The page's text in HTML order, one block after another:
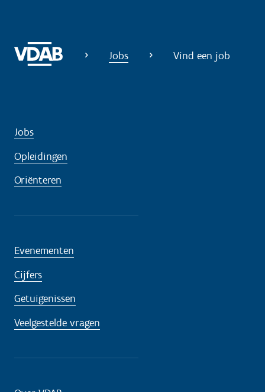
Jobs Vind een job
Jobs
Opleidingen
Oriënteren
Evenementen
Cijfers
Getuigenissen
Veelgestelde vragen